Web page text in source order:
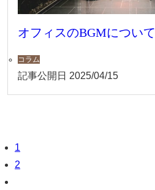
オフィスのBGMについて
コラム
記事公開日 2025/04/15
1
2